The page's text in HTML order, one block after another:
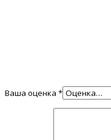
Ваша оценка *